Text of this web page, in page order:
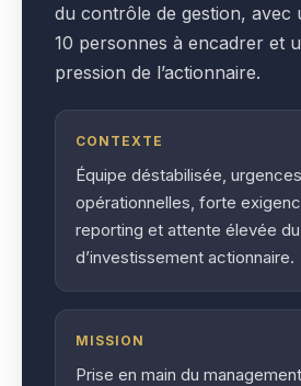
du contrôle de gestion, avec
10 personnes à encadrer et
pression de l’actionnaire.
CONTEXTE
Équipe déstabilisée, urgences
opérationnelles, forte
reporting et attente élevée
d’investissement actionnaire.
MISSION
Prise en main du